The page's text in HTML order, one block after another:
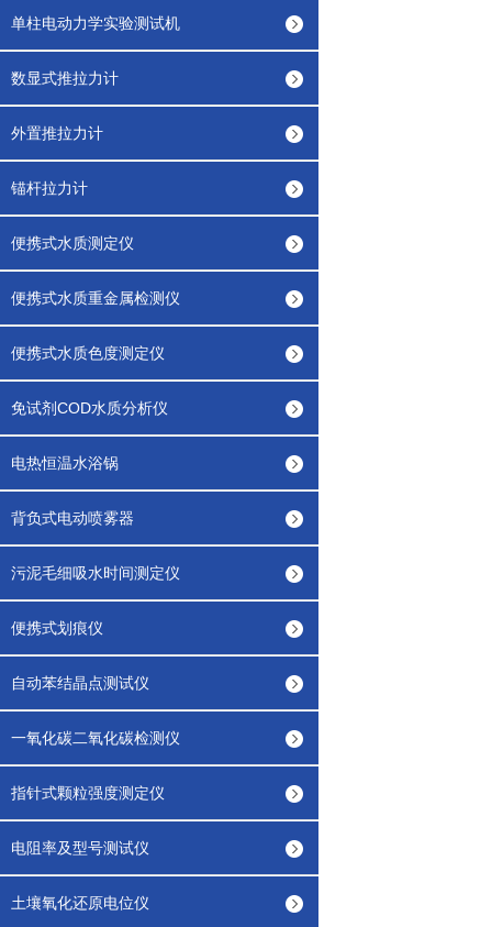
单柱电动力学实验测试机
数显式推拉力计
外置推拉力计
锚杆拉力计
便携式水质测定仪
便携式水质重金属检测仪
便携式水质色度测定仪
免试剂COD水质分析仪
电热恒温水浴锅
背负式电动喷雾器
污泥毛细吸水时间测定仪
便携式划痕仪
自动苯结晶点测试仪
一氧化碳二氧化碳检测仪
指针式颗粒强度测定仪
电阻率及型号测试仪
土壤氧化还原电位仪